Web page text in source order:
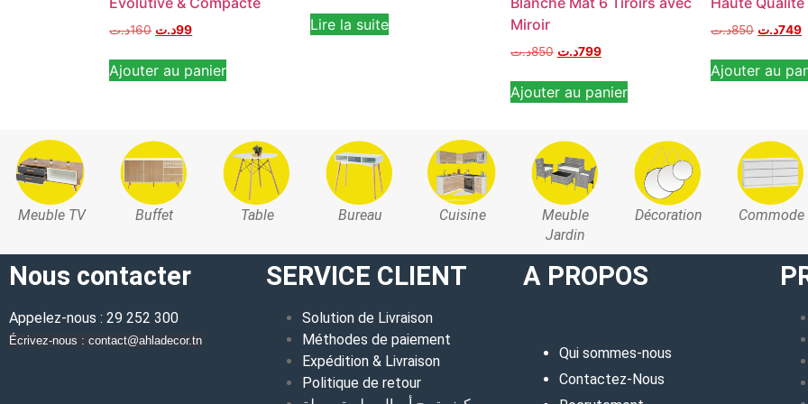
160د.ت 99د.ت
Ajouter au panier
Lire la suite
Miroir
850د.ت 799د.ت
Ajouter au panier
850د.ت 749د.ت
Ajouter au
Meuble TV Buffet Table Bureau Cuisine
Meuble
Jardin
Décoration Commode
Nous contacter
Appelez-nous : 29 252 300
Écrivez-nous : contact@ahladecor.tn
SERVICE CLIENT
Solution de Livraison
Méthodes de paiement
Expédition & Livraison
Politique de retour
A PROPOS
Qui sommes-nous
Contactez-Nous